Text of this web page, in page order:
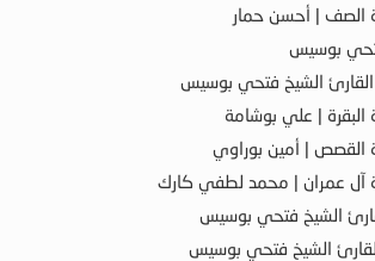
الصف | أحسن حمار
بوسيس
القارئ الشيخ فتحي بوسيس
| علي بوشامة
القصص | أمين بوراوي
آل عمران | محمد لطفي كارك
الشيخ فتحي بوسيس
الشيخ فتحي بوسيس